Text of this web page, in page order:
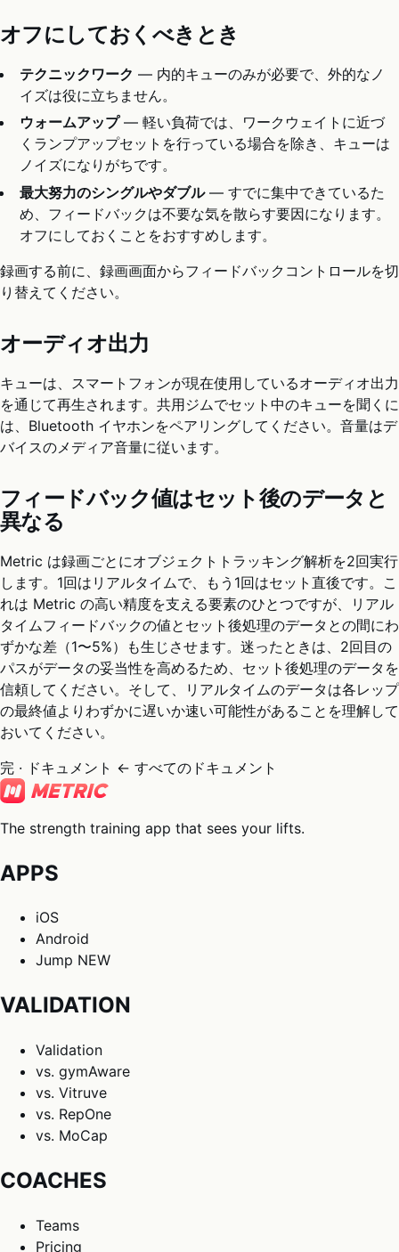
オフにしておくべきとき
テクニックワーク — 内的キューのみが必要で、外的なノ
イズは役に立ちません。
ウォームアップ— 軽い負荷では、ワークウェイトに近づ
くランプアップセットを行っている場合を除き、キューは
ノイズになりがちです。
最大努力のシングルやダブル— すでに集中できているた
め、フィードバックは不要な気を散らす要因になります。
オフにしておくことをおすすめします。
録画する前に、録画画面からフィードバックコントロールを切
り替えてください。
オーディオ出力
キューは、スマートフォンが現在使用しているオーディオ出力
を通じて再生されます。共用ジムでセット中のキューを聞くに
は、Bluetooth イヤホンをペアリングしてください。音量はデ
バイスのメディア音量に従います。
フィードバック値はセット後のデータと
異なる
Metric は録画ごとにオブジェクトトラッキング解析を2回実行
します。1回はリアルタイムで、もう1回はセット直後です。こ
れは Metric の高い精度を支える要素のひとつですが、リアル
タイムフィードバックの値とセット後処理のデータとの間にわ
ずかな差（1〜5%）も生じさせます。迷ったときは、2回目の
パスがデータの妥当性を高めるため、セット後処理のデータを
信頼してください。そして、リアルタイムのデータは各レップ
の最終値よりわずかに遅いか速い可能性があることを理解して
おいてください。
完 · ドキュメント ← すべてのドキュメント
The strength training app that sees your lifts.
APPS
iOS
Android
Jump NEW
VALIDATION
Validation
vs. gymAware
vs. Vitruve
vs. RepOne
vs. MoCap
COACHES
Teams
Pricing